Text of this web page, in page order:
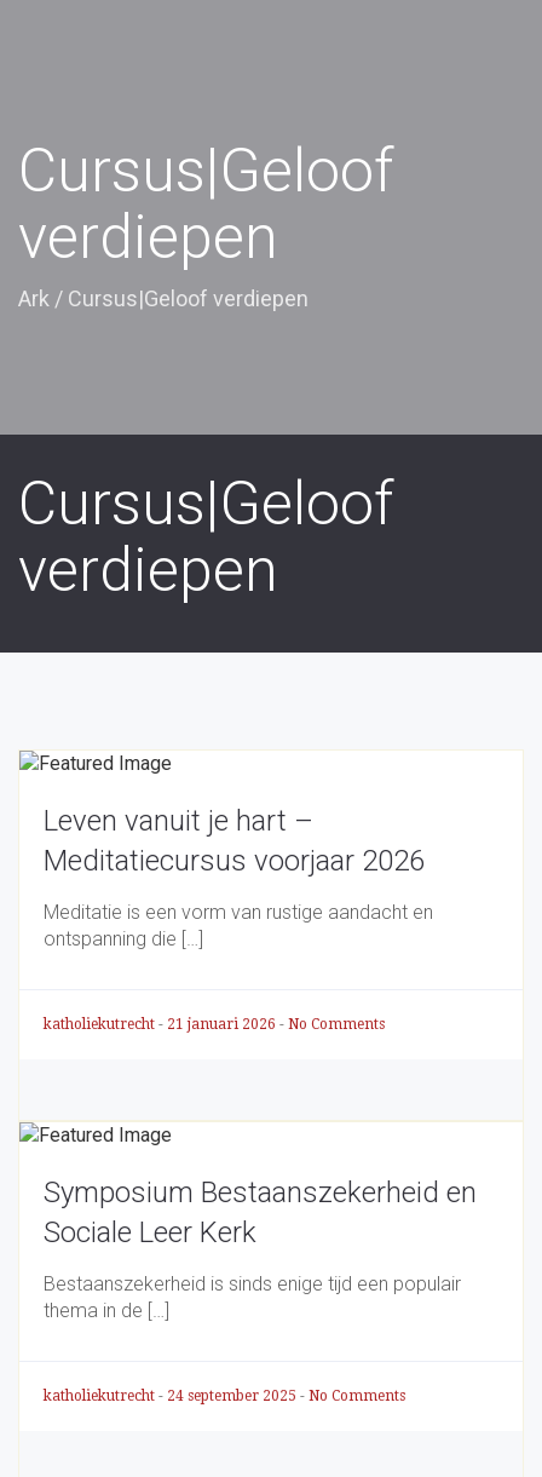
Cursus|Geloof
verdiepen
Ark / Cursus|Geloof verdiepen
Cursus|Geloof
verdiepen
Leven vanuit je hart –
Meditatiecursus voorjaar 2026
Meditatie is een vorm van rustige aandacht en
ontspanning die […]
katholiekutrecht - 21 januari 2026 - No Comments
Symposium Bestaanszekerheid en
Sociale Leer Kerk
Bestaanszekerheid is sinds enige tijd een populair
thema in de […]
katholiekutrecht - 24 september 2025 - No Comments